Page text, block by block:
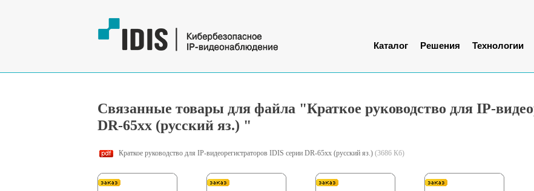
Каталог Решения Технологии
Связанные товары для файла "Краткое руководство для IP-
DR-65xx (русский яз.) "
Краткое руководство для IP-видеорегистраторов IDIS серии DR-65xx (русский яз.) (3686 Кб)